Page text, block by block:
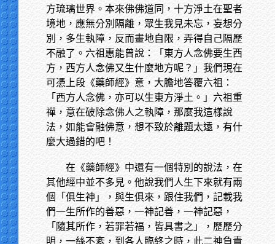
方琉璃世界。本來佛佛道同，十方淨土在聖者
境地，應無分別隔離，眾生我見未忘，妄想分
別，多生執障，反而畫地自限，弄得自己隔歷
不融了。六祖惠能曾說：「東方人念佛要生西
方，西方人念佛又生什麼地方呢？」我們現在
可憑上段《藥師經》意，大膽地答覆六祖：
「西方人念佛，亦可以生東方淨土。」六祖重
禪，意在破除念佛人之執障，那麼我這樣說
法，如能會融佛意，想不致於離題太遠，有什
麼大過錯的吧！
在《藥師經》中還有一個特別的說法，在
其他經中並不多見。他說我們人生下來就有兩
個「俱生神」，與生俱來，跟住我們，記載我
們一生所作的善惡，一神記善，一神記惡，
「隨其所作，若罪若福，皆具書之」，歷歷分
明，一絲不紊，到各人臨終之時，此二神負責